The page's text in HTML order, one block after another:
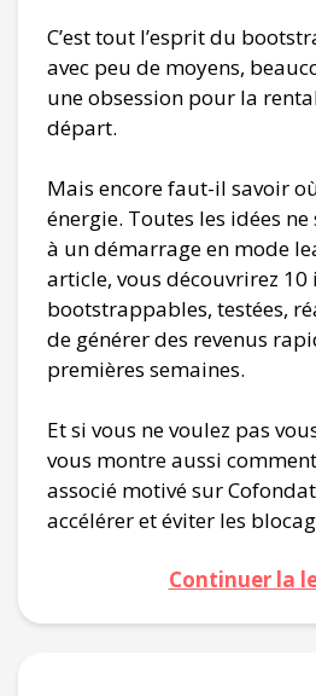
C’est tout l’esprit du
avec peu de moyens,
une obsession pour la
départ.
Mais encore faut-il savoir
énergie. Toutes les idées
à un démarrage en mode
article, vous découvrirez 10
bootstrappables, testées,
de générer des revenus
premières semaines.
Et si vous ne voulez pas
vous montre aussi
associé motivé sur
accélérer et éviter les
Continuer la